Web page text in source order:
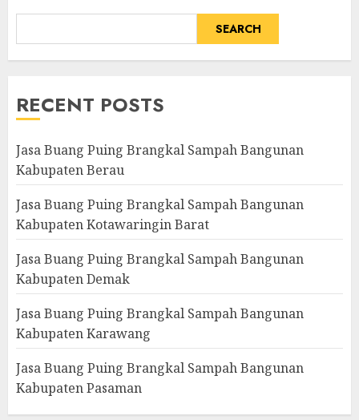
SEARCH
RECENT POSTS
Jasa Buang Puing Brangkal Sampah Bangunan
Kabupaten Berau
Jasa Buang Puing Brangkal Sampah Bangunan
Kabupaten Kotawaringin Barat
Jasa Buang Puing Brangkal Sampah Bangunan
Kabupaten Demak
Jasa Buang Puing Brangkal Sampah Bangunan
Kabupaten Karawang
Jasa Buang Puing Brangkal Sampah Bangunan
Kabupaten Pasaman